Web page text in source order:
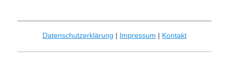
Datenschutzerklärung | Impressum | Kontakt